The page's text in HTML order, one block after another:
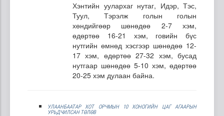
Хэнтийн уулархаг нутаг, Идэр, Тэс,
Туул, Тэрэлж голын голын
хөндийгөөр шөнөдөө 2-7 хэм,
өдөртөө 16-21 хэм, говийн бүс
нутгийн өмнөд хэсгээр шөнөдөө 12-
17 хэм, өдөртөө 27-32 хэм, бусад
нутгаар шөнөдөө 5-10 хэм, өдөртөө
20-25 хэм дулаан байна.
УЛААНБААТАР ХОТ ОРЧМЫН 10 ХОНОГИЙН ЦАГ АГААРЫН
УРЬДЧИЛСАН ТӨЛӨВ